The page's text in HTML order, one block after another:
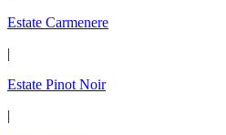
Estate Carmenere
|
Estate Pinot Noir
|